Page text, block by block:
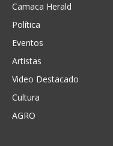
Camaca Herald
Política
Eventos
Artistas
Video Destacado
Cultura
AGRO